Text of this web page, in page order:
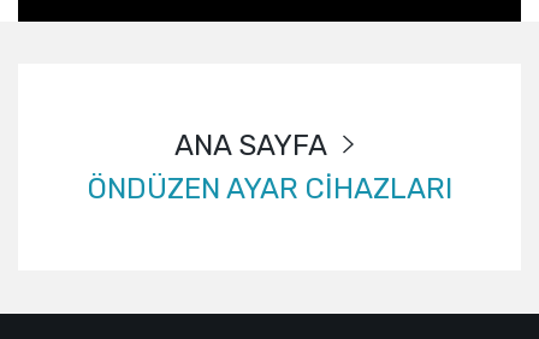
ANA SAYFA
ÖNDÜZEN AYAR CİHAZLARI